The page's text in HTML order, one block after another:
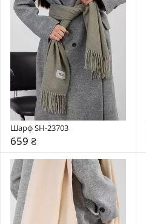
Шарф SH-23703
659 ₴